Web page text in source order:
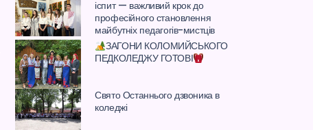
іспит — важливий крок до
професійного становлення
майбутніх педагогів-мистців
ЗАГОНИ КОЛОМИЙСЬКОГО
ПЕДКОЛЕДЖУ ГОТОВІ
Свято Останнього дзвоника в
коледжі